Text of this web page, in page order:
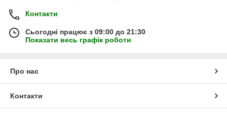
Контакти
Сьогодні працює з 09:00 до 21:30
Показати весь графік роботи
Про нас
Контакти